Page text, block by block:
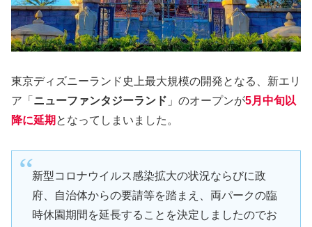
東京ディズニーランド史上最大規模の開発となる、新エリ
ア「 ニューファンタジーランド 」のオープンが5月中旬以
降に延期 となってしまいました。
新型コロナウイルス感染拡大の状況ならびに政
府、自治体からの要請等を踏まえ、両パークの臨
時休園期間を延長することを決定しましたのでお